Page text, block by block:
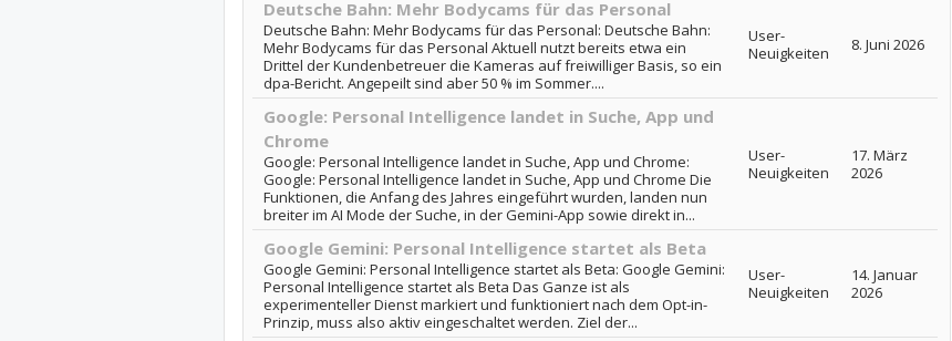
Deutsche Bahn: Mehr Bodycams für das Personal
Deutsche Bahn: Mehr Bodycams für das Personal: Deutsche Bahn:
Mehr Bodycams für das Personal Aktuell nutzt bereits etwa ein
Drittel der Kundenbetreuer die Kameras auf freiwilliger Basis, so ein
dpa-Bericht. Angepeilt sind aber 50 % im Sommer....
User-
Neuigkeiten
8. Juni 2026
Google: Personal Intelligence landet in Suche, App und
Chrome
Google: Personal Intelligence landet in Suche, App und Chrome:
Google: Personal Intelligence landet in Suche, App und Chrome Die
Funktionen, die Anfang des Jahres eingeführt wurden, landen nun
breiter im AI Mode der Suche, in der Gemini-App sowie direkt in...
User-
Neuigkeiten
17. März
2026
Google Gemini: Personal Intelligence startet als Beta
Google Gemini: Personal Intelligence startet als Beta: Google Gemini:
Personal Intelligence startet als Beta Das Ganze ist als
experimenteller Dienst markiert und funktioniert nach dem Opt-in-
Prinzip, muss also aktiv eingeschaltet werden. Ziel der...
User-
Neuigkeiten
14. Januar
2026